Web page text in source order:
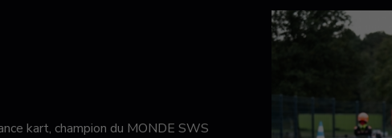
kart, champion du MONDE SWS